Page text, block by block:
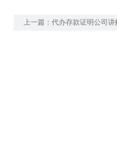
上一篇： 代办存款证明公司